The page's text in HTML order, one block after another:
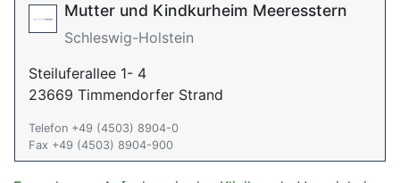
Mutter und Kindkurheim Meeresstern
Schleswig-Holstein
Steiluferallee 1- 4
23669 Timmendorfer Strand
Telefon +49 (4503) 8904-0
Fax +49 (4503) 8904-900